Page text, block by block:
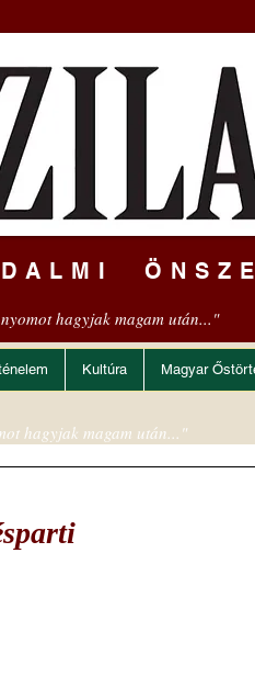
hagyjak magam után..."
Kultúra Magyar
hagyjak magam után..."